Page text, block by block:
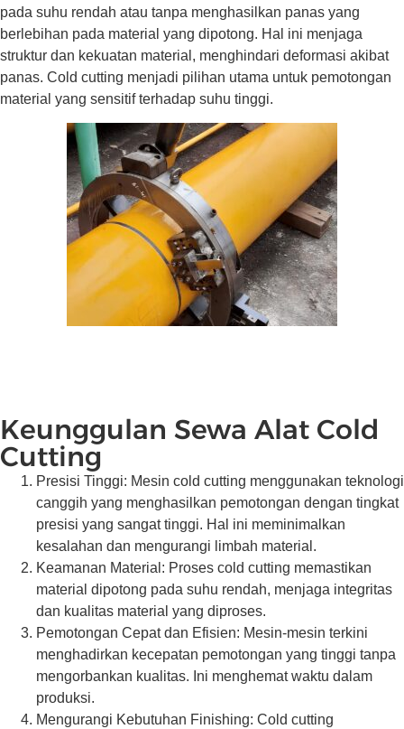
pada suhu rendah atau tanpa menghasilkan panas yang
berlebihan pada material yang dipotong. Hal ini menjaga
struktur dan kekuatan material, menghindari deformasi akibat
panas. Cold cutting menjadi pilihan utama untuk pemotongan
material yang sensitif terhadap suhu tinggi.
Keunggulan Sewa Alat Cold
Cutting
Presisi Tinggi: Mesin cold cutting menggunakan teknologi
canggih yang menghasilkan pemotongan dengan tingkat
presisi yang sangat tinggi. Hal ini meminimalkan
kesalahan dan mengurangi limbah material.
Keamanan Material: Proses cold cutting memastikan
material dipotong pada suhu rendah, menjaga integritas
dan kualitas material yang diproses.
Pemotongan Cepat dan Efisien: Mesin-mesin terkini
menghadirkan kecepatan pemotongan yang tinggi tanpa
mengorbankan kualitas. Ini menghemat waktu dalam
produksi.
Mengurangi Kebutuhan Finishing: Cold cutting